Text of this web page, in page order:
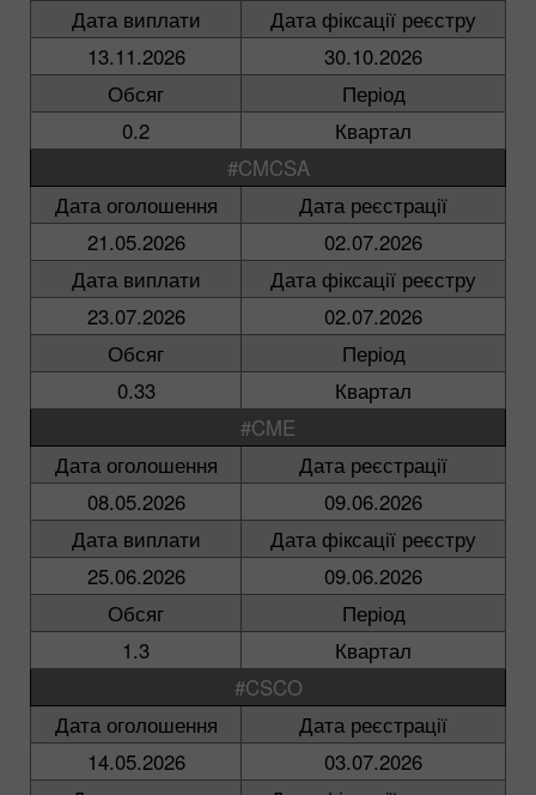
Дата виплати
Дата фіксації реєстру
13.11.2026
30.10.2026
Обсяг
Період
0.2
Квартал
#CMCSA
Дата оголошення
Дата реєстрації
21.05.2026
02.07.2026
Дата виплати
Дата фіксації реєстру
23.07.2026
02.07.2026
Обсяг
Період
0.33
Квартал
#CME
Дата оголошення
Дата реєстрації
08.05.2026
09.06.2026
Дата виплати
Дата фіксації реєстру
25.06.2026
09.06.2026
Обсяг
Період
1.3
Квартал
#CSCO
Дата оголошення
Дата реєстрації
14.05.2026
03.07.2026